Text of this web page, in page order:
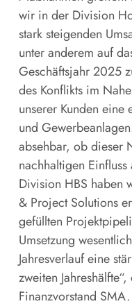
wir in der Division
stark steigenden
unter anderem auf
Geschäftsjahr 2025
des Konflikts im
unserer Kunden
und
absehbar, ob dieser
nachhaltigen
Division HBS haben
& Project Solutions
gefüllten
Umsetzung
Jahresverlauf eine
zweiten
Finanzvorstand SMA.